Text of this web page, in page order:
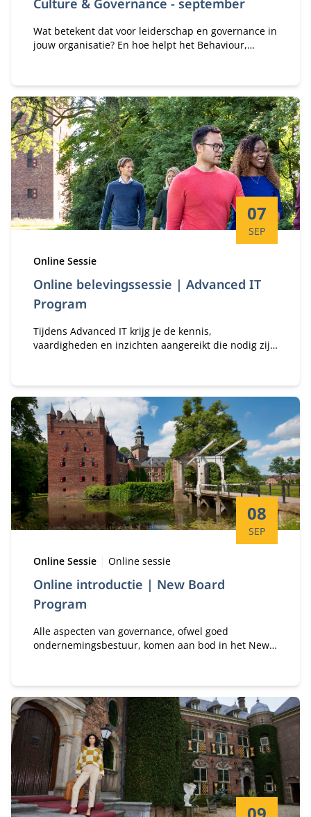
Culture & Governance - september
Wat betekent dat voor leiderschap en governance in
jouw organisatie? En hoe helpt het Behaviour,
Online belevingssessie | Advanced IT
Program
Startdatum:
07
SEP
Type:
Online Sessie
Tijdens Advanced IT krijg je de kennis,
vaardigheden en inzichten aangereikt die nodig zijn
Online introductie | New Board
Program
Startdatum:
08
SEP
Type:
Online Sessie Locatie:
Online sessie
Alle aspecten van governance, ofwel goed
ondernemingsbestuur, komen aan bod in het New
beheersen van organisatorische prestaties en
risico’s, maar ook over groepsdynamiek in de
boardroom, leiderschap, individuele competenties,
motivatie en persoonlijkheid.
Startdatum: